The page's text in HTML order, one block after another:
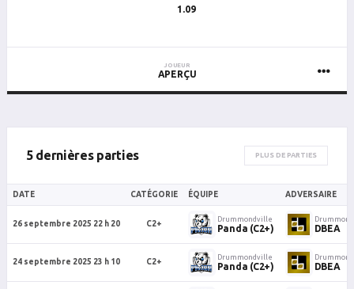
1.09
JOUEUR
APERÇU
5 dernières parties PLUS DE PARTIES
DATE CATÉGORIE ÉQUIPE ADVERSAIRE
26 septembre 2025 22 h 20 C2+
Drummondville
Panda (C2+) DBEA
24 septembre 2025 23 h 10 C2+
Drummondville
Panda (C2+) DBEA